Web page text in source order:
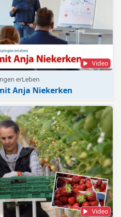
Video
erLeben
Anja Niekerken
Video